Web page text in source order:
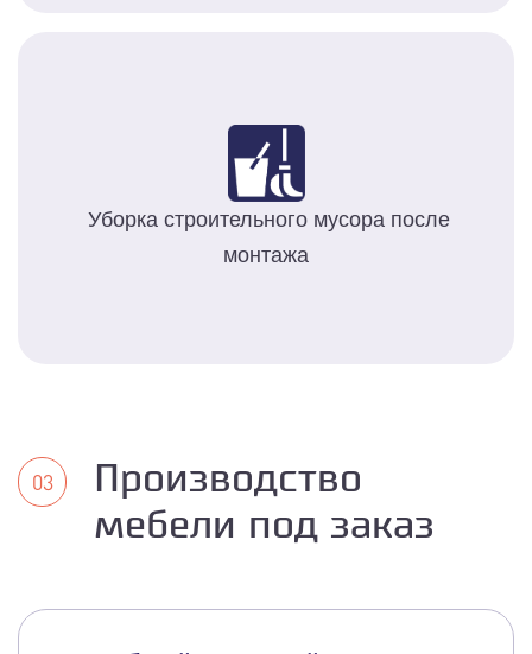
Уборка строительного мусора после
монтажа
Производство
мебели под заказ